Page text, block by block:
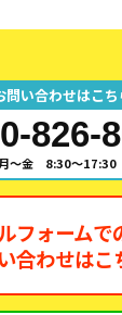
問い合わせはこち
826-
～金 8:30～17:30
フォームで
合わせはこ